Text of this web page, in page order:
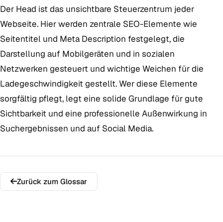
Der Head ist das unsichtbare Steuerzentrum jeder
Webseite. Hier werden zentrale SEO-Elemente wie
Seitentitel und Meta Description festgelegt, die
Darstellung auf Mobilgeräten und in sozialen
Netzwerken gesteuert und wichtige Weichen für die
Ladegeschwindigkeit gestellt. Wer diese Elemente
sorgfältig pflegt, legt eine solide Grundlage für gute
Sichtbarkeit und eine professionelle Außenwirkung in
Suchergebnissen und auf Social Media.
Zurück zum Glossar